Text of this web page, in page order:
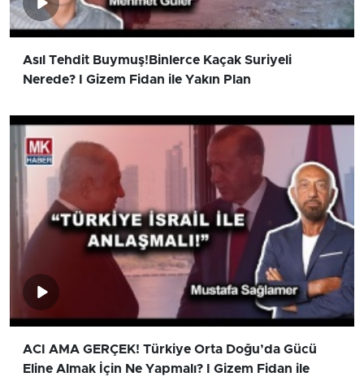
Asıl Tehdit Buymuş!Binlerce Kaçak Suriyeli
Nerede? I Gizem Fidan ile Yakın Plan
ACI AMA GERÇEK! Türkiye Orta Doğu’da Gücü
Eline Almak İçin Ne Yapmalı? I Gizem Fidan ile